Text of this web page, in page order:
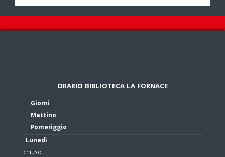
ORARIO BIBLIOTECA LA FORNACE
Giorni
Mattino
Pomeriggio
Lunedì
chiuso